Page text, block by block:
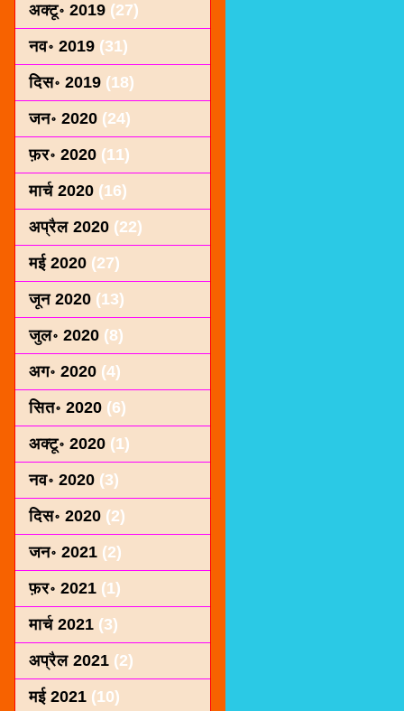
अक्टू॰ 2019 (27)
नव॰ 2019 (31)
दिस॰ 2019 (18)
जन॰ 2020 (24)
फ़र॰ 2020 (11)
मार्च 2020 (16)
अप्रैल 2020 (22)
मई 2020 (27)
जून 2020 (13)
जुल॰ 2020 (8)
अग॰ 2020 (4)
सित॰ 2020 (6)
अक्टू॰ 2020 (1)
नव॰ 2020 (3)
दिस॰ 2020 (2)
जन॰ 2021 (2)
फ़र॰ 2021 (1)
मार्च 2021 (3)
अप्रैल 2021 (2)
मई 2021 (10)